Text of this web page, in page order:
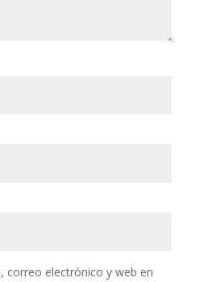
correo electrónico y web en